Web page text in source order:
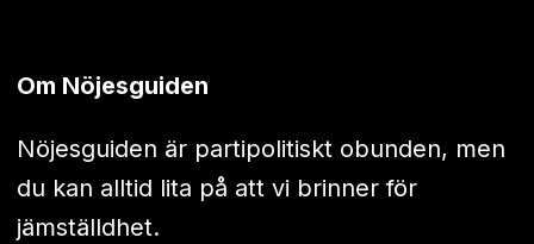
Om Nöjesguiden
Nöjesguiden är partipolitiskt obunden, men
du kan alltid lita på att vi brinner för
jämställdhet.